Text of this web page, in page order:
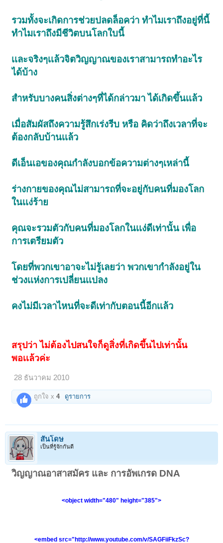
รวมทั้งจะเกิดการช่วยปลดล็อคว่า ทำไมเราถึงอยู่ที่นี้
ทำไมเราถึงมีชีวิตบนโลกใบนี้
เเละจริงๆเเล้วจิตวิญญาณของเราสามารถทำอะไร
ได้บ้าง
สำหรับบางคนสิ่งต่างๆที่ได้กล่าวมา ได้เกิดขึ้นเเล้ว
เมื่อสัมผัสถึงความรู้สึกเร่งรีบ หรือ คิดว่าถึงเวลาที่จะ
ต้องกลับบ้านเเล้ว
ดีเอ็นเอของคุณกำลังบอกข้อความต่างๆเหล่านี้
ร่างกายของคุณไม่สามารถที่จะอยู่กับคนที่มองโลก
ในเเง่ร้าย
คุณจะรวมตัวกับคนที่มองโลกในเเง่ดีเท่านั้น เพื่อ
การเตรียมตัว
โดยที่พวกเขาอาจะไม่รู้เลยว่า พวกเขากำลังอยู่ใน
ช่วงเเห่งการเปลี่ยนเเปลง
คงไม่มีเวลาไหนที่จะดีเท่ากับตอนนี้อีกเเล้ว
สรุปว่า ไม่ต้องไปสนใจก็ดูสิ่งที่เกิดขึ้นไปเท่านั้น
พอเเล้วค่ะ
28 ธันวาคม 2010
ถูกใจ x4 ดูรายการ
สันโดษ
เป็นที่รู้จักกันดี
วิญญาณอาสาสมัคร และ การอัพเกรด DNA
<object width="480" height="385">
<embed src="http://www.youtube.com/v/SAGFiiFkzSc?